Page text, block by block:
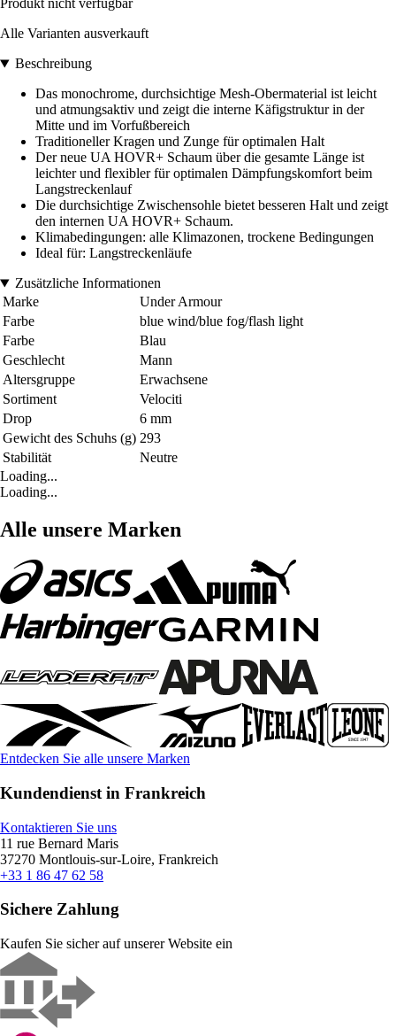
Produkt nicht verfügbar
Alle Varianten ausverkauft
Beschreibung
Das monochrome, durchsichtige Mesh-Obermaterial ist leicht
und atmungsaktiv und zeigt die interne Käfigstruktur in der
Mitte und im Vorfußbereich
Traditioneller Kragen und Zunge für optimalen Halt
Der neue UA HOVR+ Schaum über die gesamte Länge ist
leichter und flexibler für optimalen Dämpfungskomfort beim
Langstreckenlauf
Die durchsichtige Zwischensohle bietet besseren Halt und zeigt
den internen UA HOVR+ Schaum.
Klimabedingungen: alle Klimazonen, trockene Bedingungen
Ideal für: Langstreckenläufe
Zusätzliche Informationen
Marke
Under Armour
Farbe
blue wind/blue fog/flash light
Farbe
Blau
Geschlecht
Mann
Altersgruppe
Erwachsene
Sortiment
Velociti
Drop
6 mm
Gewicht des Schuhs (g) 293
Stabilität
Neutre
Loading...
Loading...
Alle unsere Marken
Entdecken Sie alle unsere Marken
Kundendienst in Frankreich
Kontaktieren Sie uns
11 rue Bernard Maris
37270 Montlouis-sur-Loire, Frankreich
+33 1 86 47 62 58
Sichere Zahlung
Kaufen Sie sicher auf unserer Website ein